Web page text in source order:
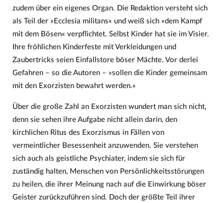
zudem über ein eigenes Organ. Die Redaktion versteht sich
als Teil der »Ecclesia militans« und weiß sich »dem Kampf
mit dem Bösen« verpflichtet. Selbst Kinder hat sie im Visier.
Ihre fröhlichen Kinderfeste mit Verkleidungen und
Zaubertricks seien Einfallstore böser Mächte. Vor derlei
Gefahren – so die Autoren – »sollen die Kinder gemeinsam
mit den Exorzisten bewahrt werden.«
Über die große Zahl an Exorzisten wundert man sich nicht,
denn sie sehen ihre Aufgabe nicht allein darin, den
kirchlichen Ritus des Exorzismus in Fällen von
vermeintlicher Besessenheit anzuwenden. Sie verstehen
sich auch als geistliche Psychiater, indem sie sich für
zuständig halten, Menschen von Persönlichkeitsstörungen
zu heilen, die ihrer Meinung nach auf die Einwirkung böser
Geister zurückzuführen sind. Doch der größte Teil ihrer